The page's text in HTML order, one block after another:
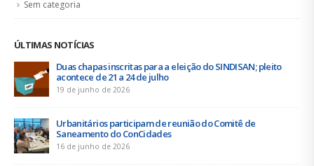
Sem categoria
ÚLTIMAS NOTÍCIAS
Duas chapas inscritas para a eleição do SINDISAN; pleito
acontece de 21 a 24 de julho
19 de junho de 2026
Urbanitários participam de reunião do Comitê de
Saneamento do ConCidades
16 de junho de 2026